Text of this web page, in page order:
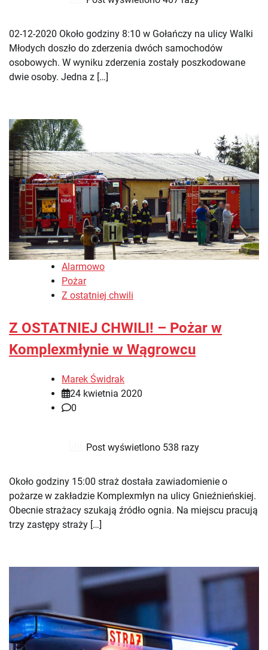
02-12-2020 Około godziny 8:10 w Gołańczy na ulicy Walki
Młodych doszło do zderzenia dwóch samochodów
osobowych. W wyniku zderzenia zostały poszkodowane
dwie osoby. Jedna z […]
Alarmowo
Pożar
Z ostatniej chwili
Z OSTATNIEJ CHWILI! – Pożar w
Komplexmłynie w Wągrowcu
Marek Świdrak
24 kwietnia 2020
0
Post wyświetlono 538 razy
Około godziny 15:00 straż dostała zawiadomienie o
pożarze w zakładzie Komplexmłyn na ulicy Gnieźnieńskiej.
Obecnie strażacy szukają źródło ognia. Na miejscu pracują
trzy zastępy straży […]